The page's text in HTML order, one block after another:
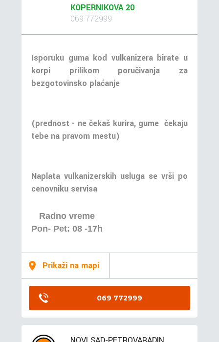
KOPERNIKOVA 20
069 772999
Isporuku guma kod vulkanizera birate u
korpi prilikom poručivanja za
bezgotovinsko plaćanje
(prednost - ne čekaš kurira, gume čekaju
tebe na pravom mestu)
Naplata vulkanizerskih usluga se vrši po
cenovniku servisa
Radno vreme
Pon- Pet: 08 -17h
Prikaži na mapi
069 772999